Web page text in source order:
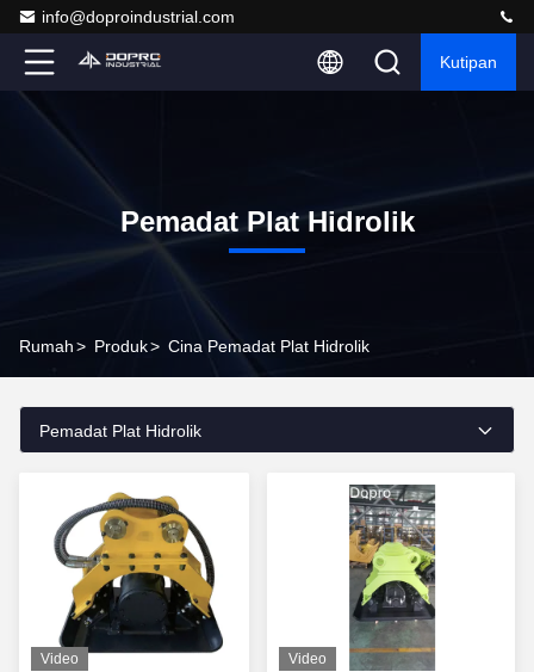
info@doproindustrial.com
Kutipan
Pemadat Plat Hidrolik
Rumah> Produk> Cina Pemadat Plat Hidrolik
Pemadat Plat Hidrolik
Video Video